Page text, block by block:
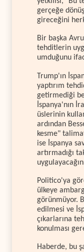
gerçeğe
gireceğini
Bir başka
tehditlerin
umduğunu
Trump'ın
yaptırım
getirmediği
İspanya'nın
üslerinin
ardından
kesme"
ise İspanya
artırmadığı
Politico'ya
ülkeye
görünmüyor.
edilmesi ve
çıkarlarına
konulması
Haberde, bu